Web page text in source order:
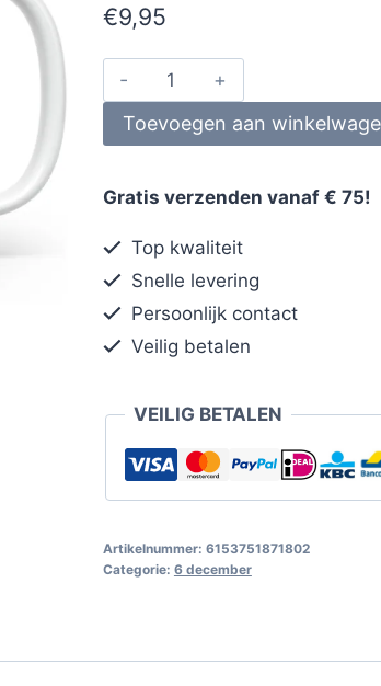
€9,95
Toevoegen aan
Gratis verzenden vanaf € 75!
Top kwaliteit
Snelle levering
Persoonlijk contact
Veilig betalen
VEILIG BETALEN
Artikelnummer: 6153751871802
Categorie: 6 december